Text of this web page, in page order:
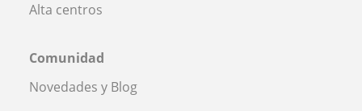
Alta centros
Comunidad
Novedades y Blog